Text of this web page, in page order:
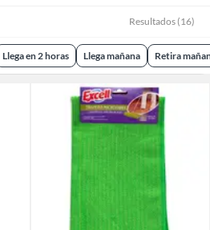
Resultados (16)
Llega en 2 horas Llega mañana Retira